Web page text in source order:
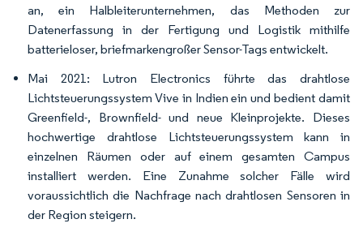
an, ein Halbleiterunternehmen, das Methoden zur
Datenerfassung in der Fertigung und Logistik mithilfe
batterieloser, briefmarkengroßer Sensor-Tags entwickelt.
Mai 2021: Lutron Electronics führte das drahtlose
Lichtsteuerungssystem Vive in Indien ein und bedient damit
Greenfield-, Brownfield- und neue Kleinprojekte. Dieses
hochwertige drahtlose Lichtsteuerungssystem kann in
einzelnen Räumen oder auf einem gesamten Campus
installiert werden. Eine Zunahme solcher Fälle wird
voraussichtlich die Nachfrage nach drahtlosen Sensoren in
der Region steigern.